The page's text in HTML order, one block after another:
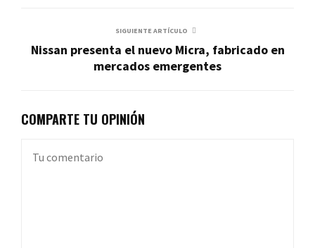
SIGUIENTE ARTÍCULO
Nissan presenta el nuevo Micra, fabricado en
mercados emergentes
COMPARTE TU OPINIÓN